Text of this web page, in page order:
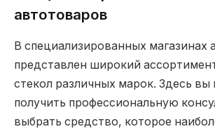
автотоваров
В специализированных магазинах
представлен широкий
стекол различных марок. Здесь
получить профессиональную
выбрать средство, которое